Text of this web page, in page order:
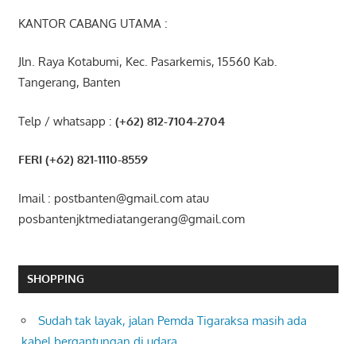
KANTOR CABANG UTAMA :
Jln. Raya Kotabumi, Kec. Pasarkemis, 15560 Kab.
Tangerang, Banten
Telp / whatsapp : (+62) 812-7104-2704
FERI (+62) 821-1110-8559
Imail : postbanten@gmail.com atau
posbantenjktmediatangerang@gmail.com
SHOPPING
Sudah tak layak, jalan Pemda Tigaraksa masih ada